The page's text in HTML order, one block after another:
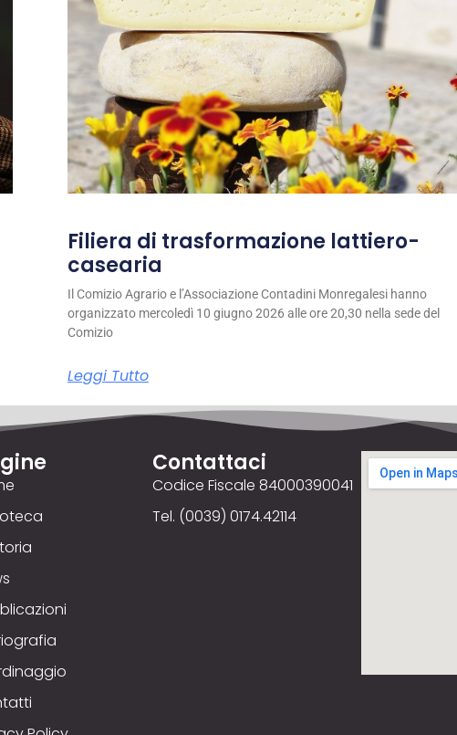
Filiera di trasformazione lattiero-
casearia
Il Comizio Agrario e l’Associazione Contadini Monregalesi hanno
organizzato mercoledì 10 giugno 2026 alle ore 20,30 nella sede del
Comizio
Leggi Tutto
Contattaci
Codice Fiscale 84000390041
Tel. (0039) 0174.42114